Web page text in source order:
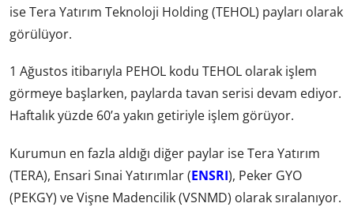
ise Tera Yatırım Teknoloji Holding (TEHOL) payları olarak
görülüyor.
1 Ağustos itibarıyla PEHOL kodu TEHOL olarak işlem
görmeye başlarken, paylarda tavan serisi devam ediyor.
Haftalık yüzde 60’a yakın getiriyle işlem görüyor.
Kurumun en fazla aldığı diğer paylar ise Tera Yatırım
(TERA), Ensari Sınai Yatırımlar (ENSRI), Peker GYO
(PEKGY) ve Vişne Madencilik (VSNMD) olarak sıralanıyor.